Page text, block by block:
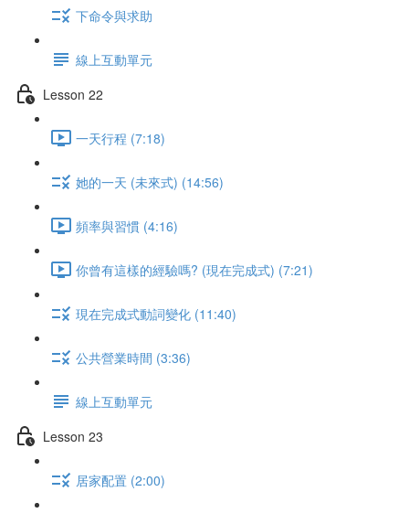
下命令與求助
線上互動單元
Lesson 22
一天行程 (7:18)
她的一天 (未來式) (14:56)
頻率與習慣 (4:16)
你曾有這樣的經驗嗎? (現在完成式) (7:21)
現在完成式動詞變化 (11:40)
公共營業時間 (3:36)
線上互動單元
Lesson 23
居家配置 (2:00)